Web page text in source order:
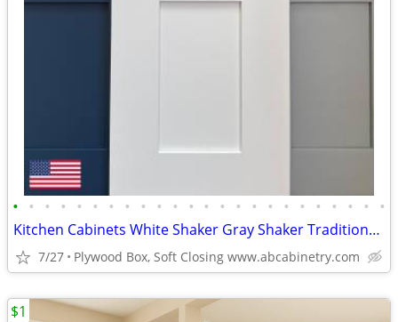
• • • • • • • • • • • • • • • • • • • • • • • •
Kitchen Cabinets White Shaker Gray Shaker Traditional Raised Panel
7/27 Plywood Box, Soft Closing www.abcabinetry.com
$1